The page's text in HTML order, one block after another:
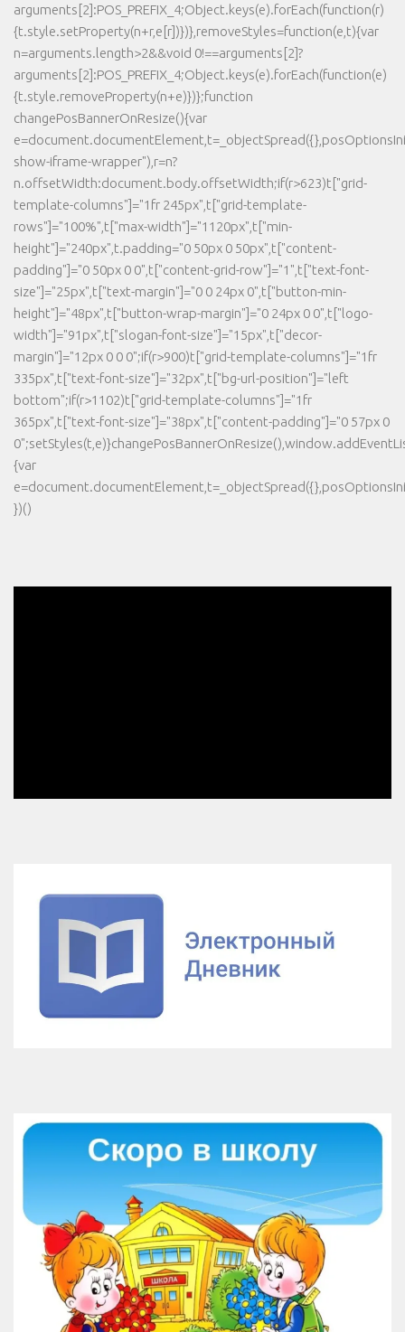
arguments[2]:POS_PREFIX_4;Object.keys(e).forEach(function(r)
{t.style.setProperty(n+r,e[r])})},removeStyles=function(e,t){var
n=arguments.length>2&&void 0!==arguments[2]?
arguments[2]:POS_PREFIX_4;Object.keys(e).forEach(function(e)
{t.style.removeProperty(n+e)})};function
changePosBannerOnResize(){var
show-iframe-wrapper"),r=n?
n.offsetWidth:document.body.offsetWidth;if(r>623)t["grid-
template-columns"]="1fr 245px",t["grid-template-
rows"]="100%",t["max-width"]="1120px",t["min-
height"]="240px",t.padding="0 50px 0 50px",t["content-
padding"]="0 50px 0 0",t["content-grid-row"]="1",t["text-font-
size"]="25px",t["text-margin"]="0 0 24px 0",t["button-min-
height"]="48px",t["button-wrap-margin"]="0 24px 0 0",t["logo-
width"]="91px",t["slogan-font-size"]="15px",t["decor-
margin"]="12px 0 0 0";if(r>900)t["grid-template-columns"]="1fr
335px",t["text-font-size"]="32px",t["bg-url-position"]="left
bottom";if(r>1102)t["grid-template-columns"]="1fr
365px",t["text-font-size"]="38px",t["content-padding"]="0 57px 0
{var
})()